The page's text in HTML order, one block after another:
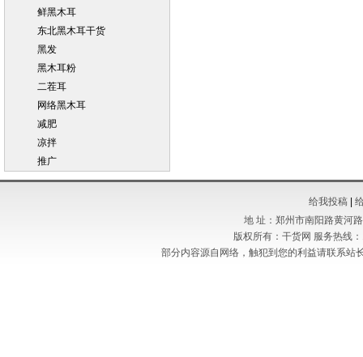
鲜黑木耳
东北黑木耳干货
黑发
黑木耳粉
二茬耳
网络黑木耳
减肥
凉拌
推广
给我投稿
地 址：郑州市南阳路黄河
版权所有：干货网 服务热线
部分内容源自网络，触犯到您的利益请联系站